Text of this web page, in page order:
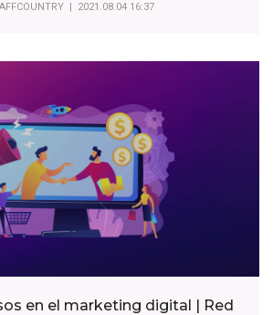
AFFCOUNTRY| 2021.08.04 16:37
en el marketing digital | Red